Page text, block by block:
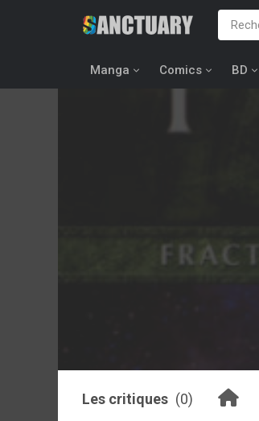
Manga Comics BD
Les critiques (0)